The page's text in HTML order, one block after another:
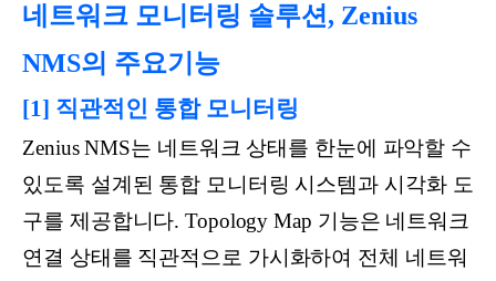
네트워크 모니터링 솔루션, Zenius
NMS의 주요기능
[1] 직관적인 통합 모니터링
Zenius NMS는 네트워크 상태를 한눈에 파악할 수
있도록 설계된 통합 모니터링 시스템과 시각화 도
구를 제공합니다. Topology Map 기능은 네트워크
연결 상태를 직관적으로 가시화하여 전체 네트워